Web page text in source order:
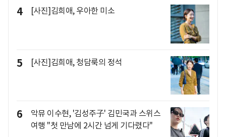
4 [사진]김희애, 우아한 미소
5 [사진]김희애, 청담룩의 정석
6
악뮤 이수현, '김성주子' 김민국과 스위스
여행 "첫 만남에 2시간 넘게 기다렸다"